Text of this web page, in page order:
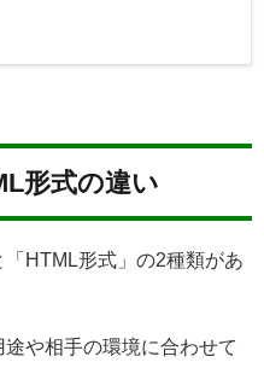
形式の違い
HTML形式」の2種類があ
や相手の環境に合わせて